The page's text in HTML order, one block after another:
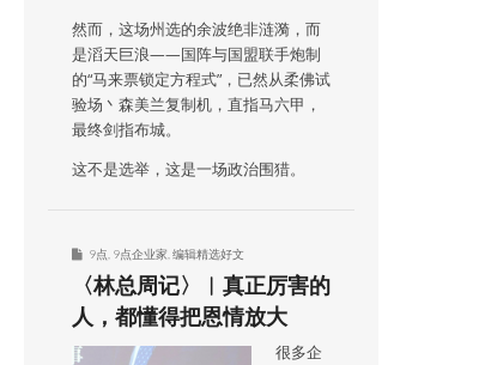
然而，这场州选的余波绝非涟漪，而
是滔天巨浪——国阵与国盟联手炮制
的“马来票锁定方程式”，已然从柔佛试
验场丶森美兰复制机，直指马六甲，
最终剑指布城。
这不是选举，这是一场政治围猎。
9点 9点企业家 编辑精选好文
〈林总周记〉︱真正厉害的
人，都懂得把恩情放大
很多企